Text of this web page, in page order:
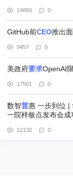
14860 0
GitHub前CEO推出
9457 0
美政府要求OpenAI
17501 0
数智普惠 一步到位 |
一院样板点发布会成
12132 0